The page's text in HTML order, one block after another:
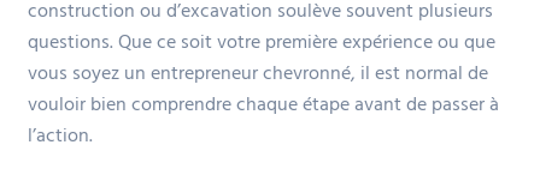
construction ou d’excavation soulève souvent plusieurs
questions. Que ce soit votre première expérience ou que
vous soyez un entrepreneur chevronné, il est normal de
vouloir bien comprendre chaque étape avant de passer à
l’action.